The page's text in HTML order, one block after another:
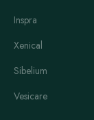
Inspra
Xenical
Sibelium
Vesicare